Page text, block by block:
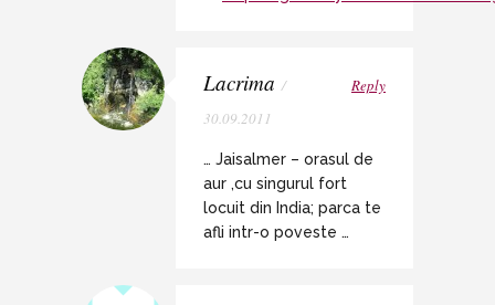
Lacrima /
30.09.2011
Reply
… Jaisalmer – orasul de
aur ,cu singurul fort
locuit din India; parca te
afli intr-o poveste …